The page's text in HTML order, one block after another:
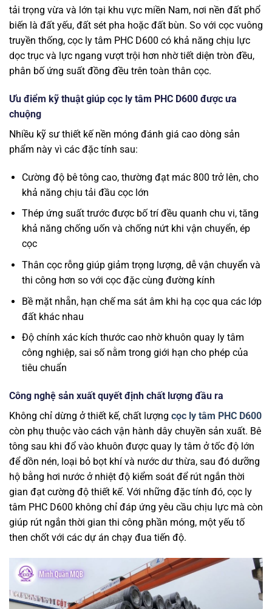
tải trọng vừa và lớn tại khu vực miền Nam, nơi nền đất phổ
biến là đất yếu, đất sét pha hoặc đất bùn. So với cọc vuông
truyền thống, cọc ly tâm PHC D600 có khả năng chịu lực
dọc trục và lực ngang vượt trội hơn nhờ tiết diện tròn đều,
phân bố ứng suất đồng đều trên toàn thân cọc.
Ưu điểm kỹ thuật giúp cọc ly tâm PHC D600 được ưa
chuộng
Nhiều kỹ sư thiết kế nền móng đánh giá cao dòng sản
phẩm này vì các đặc tính sau:
Cường độ bê tông cao, thường đạt mác 800 trở lên, cho
khả năng chịu tải đầu cọc lớn
Thép ứng suất trước được bố trí đều quanh chu vi, tăng
khả năng chống uốn và chống nứt khi vận chuyển, ép
cọc
Thân cọc rỗng giúp giảm trọng lượng, dễ vận chuyển và
thi công hơn so với cọc đặc cùng đường kính
Bề mặt nhẵn, hạn chế ma sát âm khi hạ cọc qua các lớp
đất khác nhau
Độ chính xác kích thước cao nhờ khuôn quay ly tâm
công nghiệp, sai số nằm trong giới hạn cho phép của
tiêu chuẩn
Công nghệ sản xuất quyết định chất lượng đầu ra
Không chỉ dừng ở thiết kế, chất lượng cọc ly tâm PHC D600
còn phụ thuộc vào cách vận hành dây chuyền sản xuất. Bê
tông sau khi đổ vào khuôn được quay ly tâm ở tốc độ lớn
để dồn nén, loại bỏ bọt khí và nước dư thừa, sau đó dưỡng
hộ bằng hơi nước ở nhiệt độ kiểm soát để rút ngắn thời
gian đạt cường độ thiết kế. Với những đặc tính đó, cọc ly
tâm PHC D600 không chỉ đáp ứng yêu cầu chịu lực mà còn
giúp rút ngắn thời gian thi công phần móng, một yếu tố
then chốt với các dự án chạy đua tiến độ.